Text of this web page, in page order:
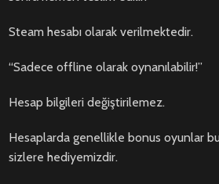
Steam hesabı olarak verilmektedir.
“Sadece offline olarak oynanılabilir!”
Hesap bilgileri değiştirilemez.
Hesaplarda genellikle bonus oyunlar
sizlere hediyemizdir.